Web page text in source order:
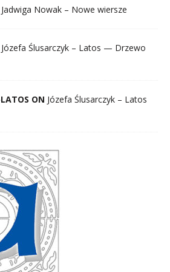
Jadwiga Nowak – Nowe wiersze
Józefa Ślusarczyk – Latos — Drzewo
LATOS ON Józefa Ślusarczyk – Latos